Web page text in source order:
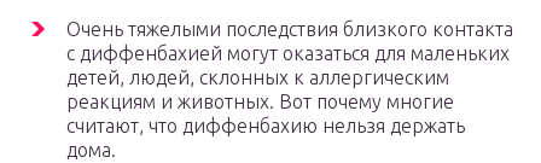
Очень тяжелыми последствия близкого контакта
с диффенбахией могут оказаться для маленьких
детей, людей, склонных к аллергическим
реакциям и животных. Вот почему многие
считают, что диффенбахию нельзя держать
дома.